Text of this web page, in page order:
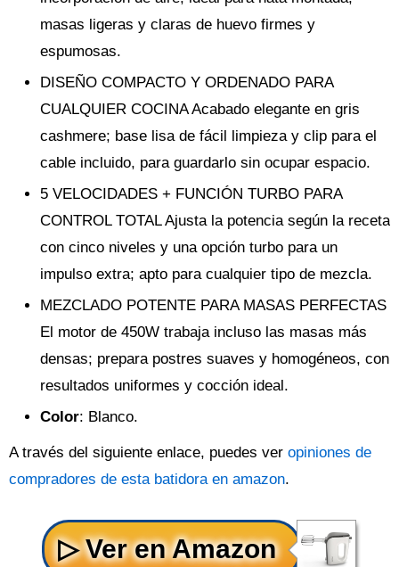
masas ligeras y claras de huevo firmes y
espumosas.
DISEÑO COMPACTO Y ORDENADO PARA
CUALQUIER COCINA Acabado elegante en gris
cashmere; base lisa de fácil limpieza y clip para el
cable incluido, para guardarlo sin ocupar espacio.
5 VELOCIDADES + FUNCIÓN TURBO PARA
CONTROL TOTAL Ajusta la potencia según la receta
con cinco niveles y una opción turbo para un
impulso extra; apto para cualquier tipo de mezcla.
MEZCLADO POTENTE PARA MASAS PERFECTAS
El motor de 450W trabaja incluso las masas más
densas; prepara postres suaves y homogéneos, con
resultados uniformes y cocción ideal.
Color: Blanco.
A través del siguiente enlace, puedes ver opiniones de
compradores de esta batidora en amazon.